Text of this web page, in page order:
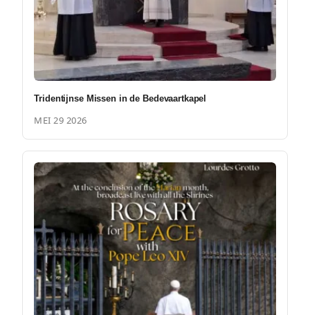
Tridentijnse Missen in de Bedevaartkapel
MEI 29 2026